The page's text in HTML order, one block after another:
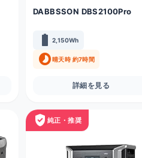
DABBSSON DBS2100Pro
battery_full 2,150Wh
timelapse晴天時 約7時間
詳細を見る
verified_user 純正・推奨